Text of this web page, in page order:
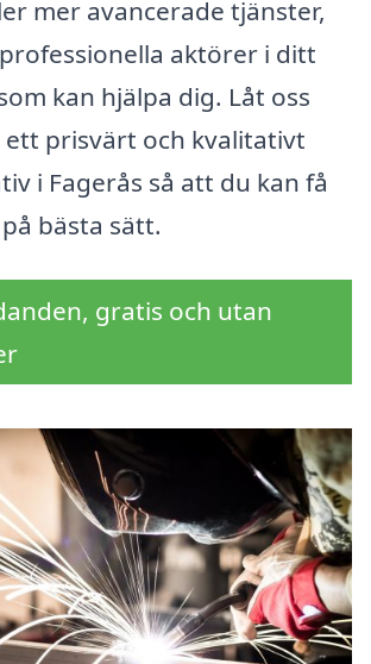
mer avancerade tjänster,
aktörer i ditt
kan hjälpa dig. Låt oss
prisvärt och kvalitativt
i Fagerås så att du kan få
bästa sätt.
gratis och utan